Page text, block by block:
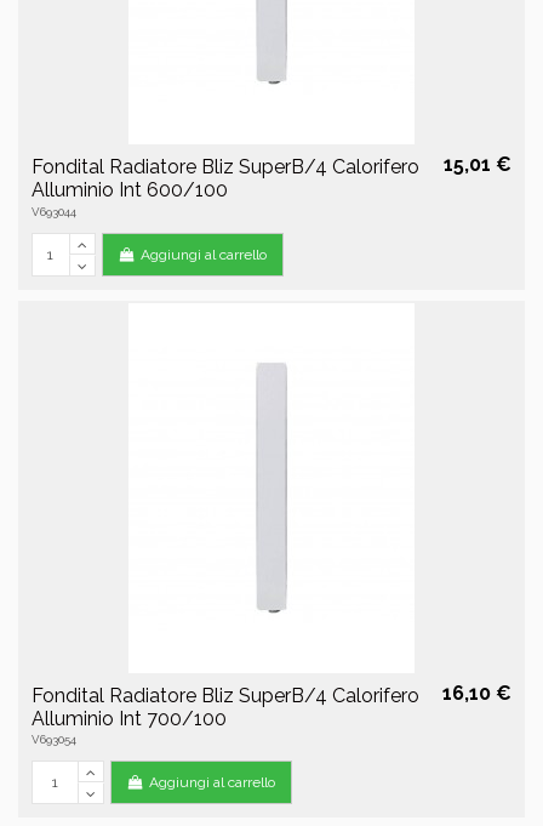
Fondital Radiatore Bliz SuperB/4 Calorifero
Alluminio Int 600/100
V693044
15,01 €
Aggiungi al carrello
Fondital Radiatore Bliz SuperB/4 Calorifero
Alluminio Int 700/100
V693054
16,10 €
Aggiungi al carrello